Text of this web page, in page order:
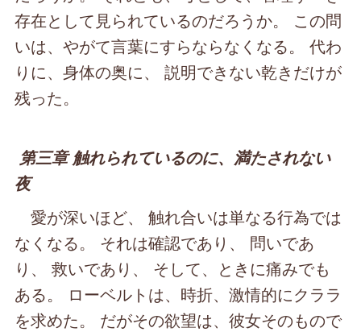
存在として見られているのだろうか。 この問
いは、やがて言葉にすらならなくなる。 代わ
りに、身体の奥に、 説明できない乾きだけが
残った。
第三章 触れられているのに、満たされない
夜
愛が深いほど、 触れ合いは単なる行為では
なくなる。 それは確認であり、 問いであ
り、 救いであり、 そして、ときに痛みでも
ある。 ローベルトは、時折、激情的にクララ
を求めた。 だがその欲望は、彼女そのもので